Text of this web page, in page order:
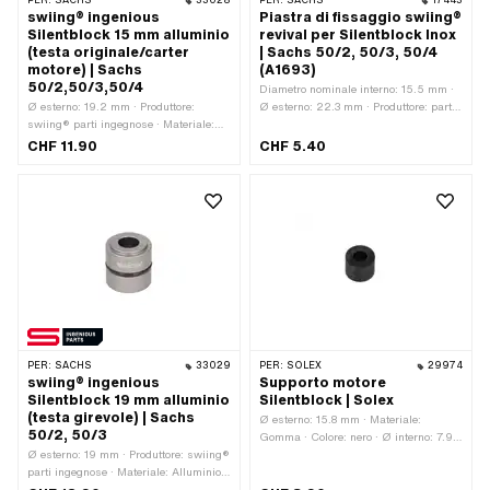
swiing® ingenious
Silentblock 15 mm alluminio
(testa originale/carter
motore) | Sachs
50/2,50/3,50/4
Ø esterno: 19.2 mm · Produttore:
swiing® parti ingegnose · Materiale:
Alluminio · Materiale: NBR ·
Lunghezza della filettatura: 15 mm ·
Area di applicazione: Corsa · Versione
alternativa del numero OEM di Sachs:
0260 021 008
CHF 11.90
Piastra di fissaggio swiing®
revival per Silentblock Inox
| Sachs 50/2, 50/3, 50/4
(A1693)
Diametro nominale interno: 15.5 mm ·
Ø esterno: 22.3 mm · Produttore: parti
al cromo (colloquialmente noto come
Numero OEM Pony: A1693 · Sachs
CHF 5.40
PER: SACHS 33029
swiing® ingenious
Silentblock 19 mm alluminio
(testa girevole) | Sachs
50/2, 50/3
Ø esterno: 19 mm · Produttore: swiing®
parti ingegnose · Materiale: Alluminio ·
PER: SOLEX 29974
Supporto motore
Silentblock | Solex
Ø esterno: 15.8 mm · Materiale:
Gomma · Colore: nero · Ø interno: 7.9